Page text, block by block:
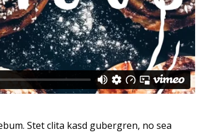
Stet clita kasd gubergren, no sea